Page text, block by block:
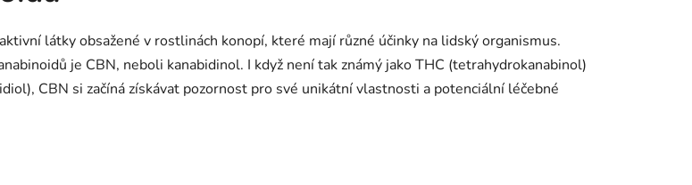
látky obsažené v rostlinách konopí, které mají různé účinky na lidský organismus.
je CBN, neboli kanabidinol. I když není tak známý jako THC (tetrahydrokanabinol)
CBN si začíná získávat pozornost pro své unikátní vlastnosti a potenciální léčebné